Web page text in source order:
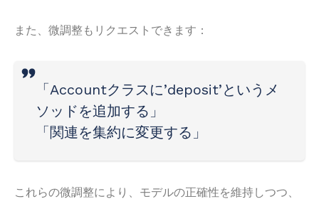
また、微調整もリクエストできます：
「Accountクラスに’deposit’というメ
ソッドを追加する」
「関連を集約に変更する」
これらの微調整により、モデルの正確性を維持しつつ、